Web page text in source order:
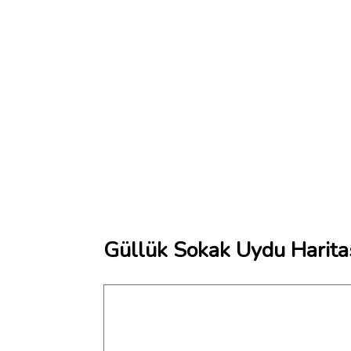
Güllük Sokak Uydu